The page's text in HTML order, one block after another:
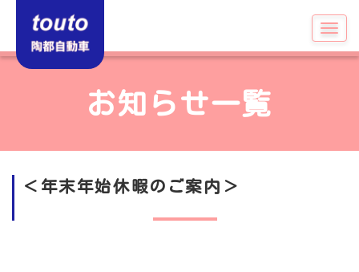
お知らせ一覧
＜年末年始休暇のご案内＞